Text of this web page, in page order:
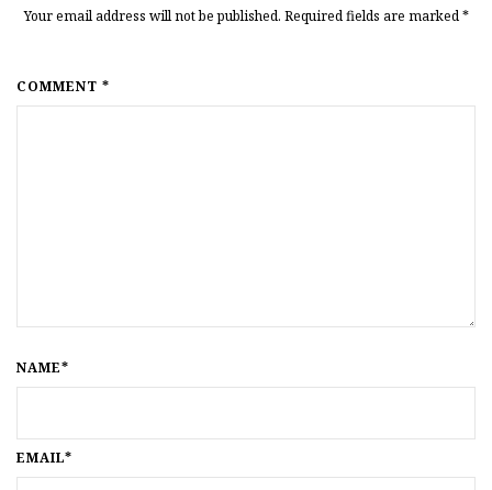
Your email address will not be published. Required fields are marked*
COMMENT *
NAME*
EMAIL*